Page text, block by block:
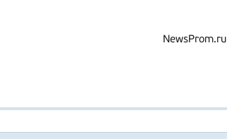
NewsProm.ru